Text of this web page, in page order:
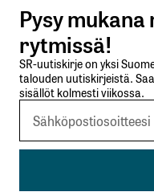
Lähetä
Pysy
rytmissä!
SR-uutiskirje on yksi
talouden uutiskirjeistä.
sisällöt kolmesti viikossa.